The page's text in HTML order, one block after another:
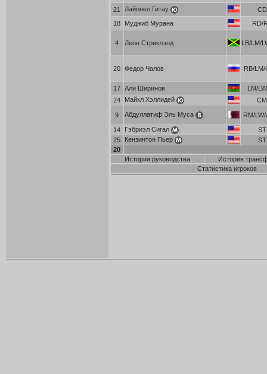
21 Лайонел Гитау
CD
18
Муджиб Мурана RD/
4 Леон Стриклэнд LB/LM/
20 Федор Чалов RB/LM/
17 Али Ширинов
LM/
24
Майкл Хэллидей CM
9 Абдуллатиф Эль Муса RM/
14 Гэбриэл Сигал
ST
25
Кензинтон Пьер
ST
20
История руководства
История
Статистика игроков